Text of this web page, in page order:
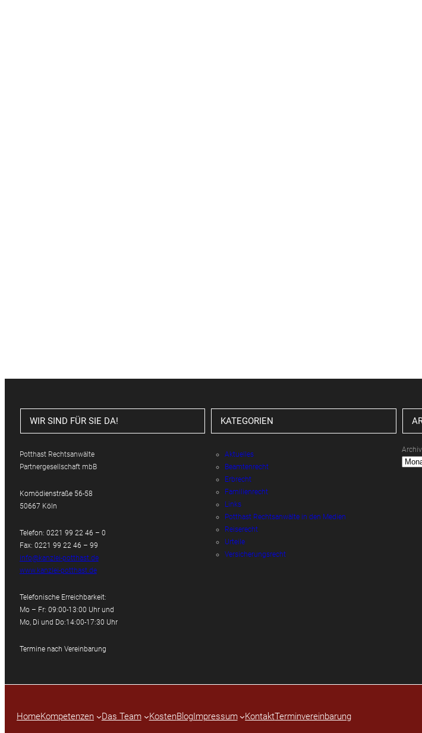
WIR SIND FÜR SIE DA!
Potthast Rechtsanwälte
Partnergesellschaft mbB
Komödienstraße 56-58
50667 Köln
Telefon: 0221 99 22 46 – 0
Fax: 0221 99 22 46 – 99
info@kanzlei-potthast.de
www.kanzlei-potthast.de
Telefonische Erreichbarkeit:
Mo – Fr: 09:00-13:00 Uhr und
Mo, Di und Do:14:00-17:30 Uhr
Termine nach Vereinbarung
KATEGORIEN
Aktuelles
Beamtenrecht
Erbrecht
Familienrecht
Links
Potthast Rechtsanwälte in den Medien
Reiserecht
Urteile
Versicherungsrecht
Archiv
HomeKompetenzen Das Team KostenBlogImpressum KontaktTerminvereinbarung